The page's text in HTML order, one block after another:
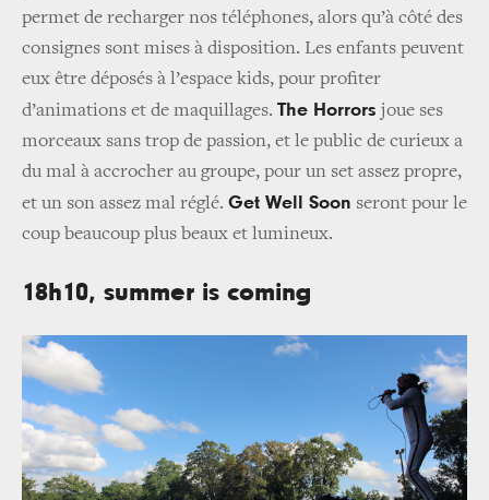
permet de recharger nos téléphones, alors qu’à côté des
consignes sont mises à disposition. Les enfants peuvent
eux être déposés à l’espace kids, pour profiter
d’animations et de maquillages. The Horrors joue ses
morceaux sans trop de passion, et le public de curieux a
du mal à accrocher au groupe, pour un set assez propre,
et un son assez mal réglé. Get Well Soon seront pour le
coup beaucoup plus beaux et lumineux.
18h10, summer is coming